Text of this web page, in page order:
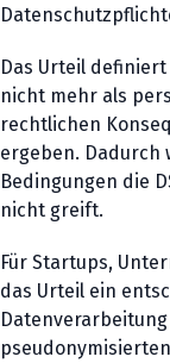
Das Urteil
nicht mehr als
rechtlichen
ergeben. Dadurch
Bedingungen die
nicht greift.
Für Startups,
das Urteil ein